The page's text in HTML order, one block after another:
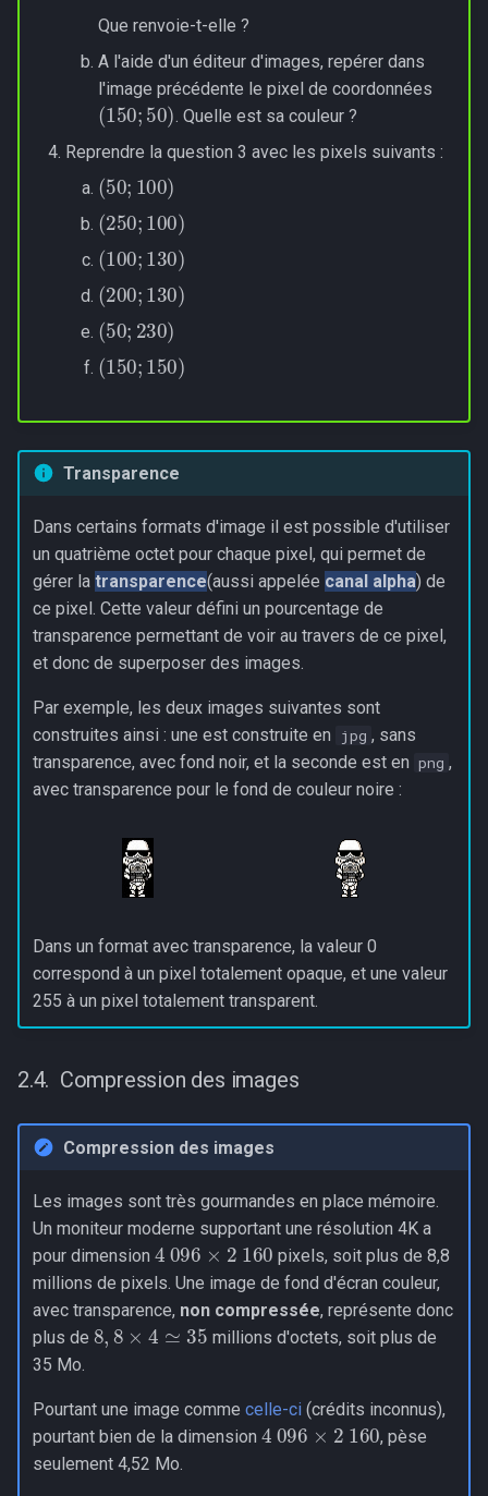
Que renvoie-t-elle ?
A l'aide d'un éditeur d'images, repérer dans
l'image précédente le pixel de coordonnées
(150;50)
. Quelle est sa couleur ?
Reprendre la question 3 avec les pixels suivants :
(50 ;100
(250;100
(100;130
(200;130
(50 ;230
(150;150
Transparence
Dans certains formats d'image il est possible d'utiliser
un quatrième octet pour chaque pixel, qui permet de
gérer la transparence(aussi appelée canal alpha) de
ce pixel. Cette valeur défini un pourcentage de
transparence permettant de voir au travers de ce pixel,
et donc de superposer des images.
Par exemple, les deux images suivantes sont
construites ainsi : une est construite en
jpg , sans
transparence, avec fond noir, et la seconde est en png ,
avec transparence pour le fond de couleur noire :
Dans un format avec transparence, la valeur 0
correspond à un pixel totalement opaque, et une valeur
255 à un pixel totalement transparent.
Compression des images
Compression des images
Les images sont très gourmandes en place mémoire.
Un moniteur moderne supportant une résolution 4K a
pour dimension
4 096×2 160
pixels, soit plus de 8,8
millions de pixels. Une image de fond d'écran couleur,
avec transparence, non compressée, représente donc
plus de
8,8×4≃35
millions d'octets, soit plus de
35 Mo.
Pourtant une image comme celle-ci(crédits inconnus),
pourtant bien de la dimension
4 096×2 160
, pèse
seulement 4,52 Mo.